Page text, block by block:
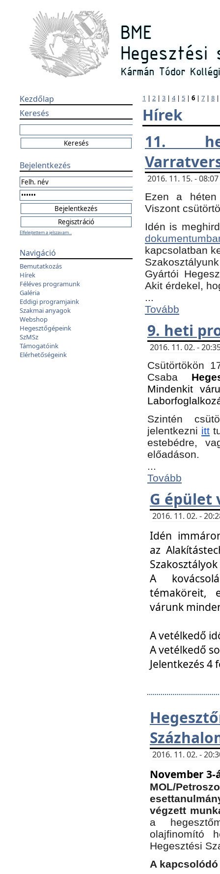
Kezdőlap
Keresés
Bejelentkezés
Elfelejtettem a jelszavam...
Navigáció
Bemutatkozás
Hírek
Féléves programunk
Galéria
Eddigi programjaink
Szakmai anyagok
Webshop
Hegesztőgépeink
SzMSz
Támogatóink
Elérhetőségeink
1 | 2 | 3 | 4| 5 | 6 | 7 | 8
Hírek
11.
2016. 11. 15. -
Ezen a héten
Viszont
Idén is
kapcsolatban
Gyártói
Akit érdekel,
...
Tovább
9. heti
2016. 11. 02. -
Csütörtökön
Csaba
Mindenkit
Szintén
jelentkezni itt
estebédre,
előadáson.
...
Tovább
G épület
2016. 11. 02. -
Idén
az
A
témaköreit,
várunk
A vetélkedő
A vetélkedő
Jelentkezés 4
2016. 11. 02. -
November
MOL/
végzett
a
olajfinomító
Hegesztési
A